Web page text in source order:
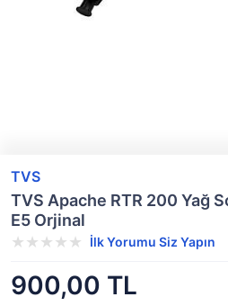
TVS
TVS Apache RTR 200 Yağ
E5 Orjinal
İlk Yorumu Siz Yapın
900,00 TL